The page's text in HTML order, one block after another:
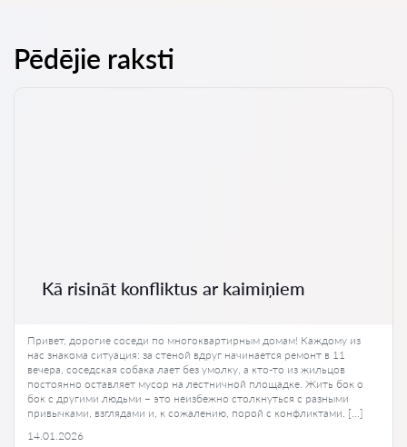
Pēdējie raksti
Kā risināt konfliktus ar kaimiņiem
Привет, дорогие соседи по многоквартирным домам! Каждому из
нас знакома ситуация: за стеной вдруг начинается ремонт в 11
вечера, соседская собака лает без умолку, а кто-то из жильцов
постоянно оставляет мусор на лестничной площадке. Жить бок о
бок с другими людьми – это неизбежно столкнуться с разными
привычками, взглядами и, к сожалению, порой с конфликтами. […]
14.01.2026